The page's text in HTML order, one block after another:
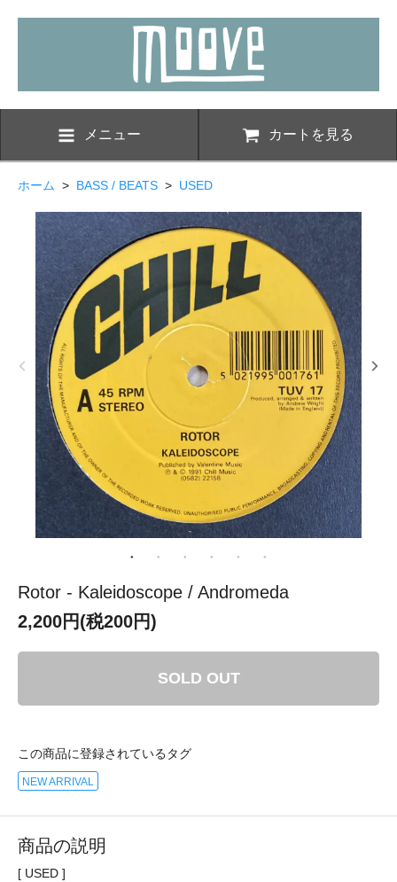
メニュー カートを見る
ホーム > BASS / BEATS > USED
Rotor - Kaleidoscope / Andromeda
2,200円(税200円)
SOLD OUT
この商品に登録されているタグ
NEW ARRIVAL
商品の説明
[ USED ]